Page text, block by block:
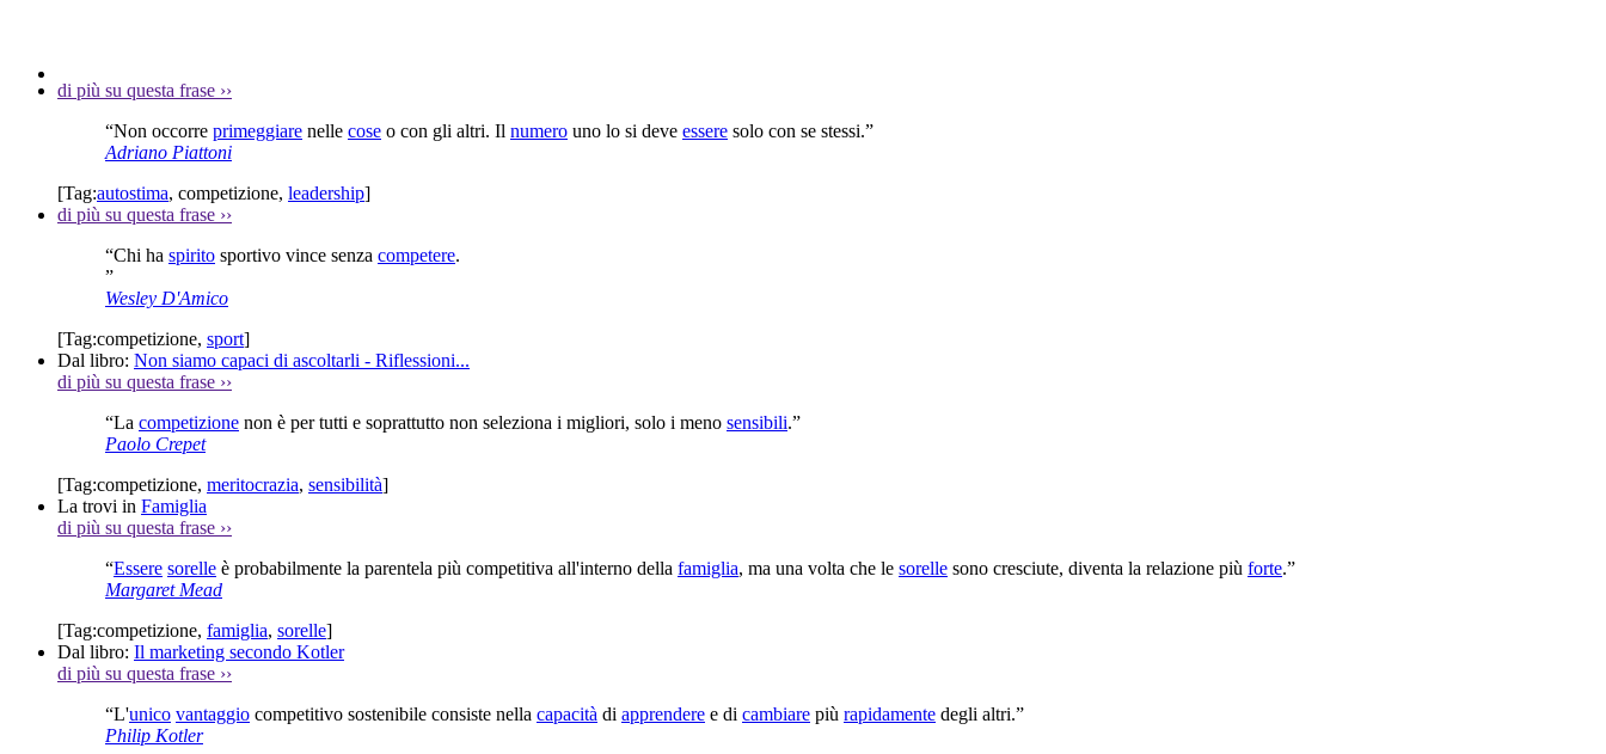
di più su questa frase ››
“Non occorre primeggiare nelle cose o con gli altri. Il numero uno lo si deve essere solo con se stessi.”
Adriano Piattoni
[Tag:autostima, competizione, leadership]
di più su questa frase ››
“Chi ha spirito sportivo vince senza competere.
”
Wesley D'Amico
[Tag:competizione, sport]
Dal libro: Non siamo capaci di ascoltarli - Riflessioni...
di più su questa frase ››
“La competizione non è per tutti e soprattutto non seleziona i migliori, solo i meno sensibili.”
Paolo Crepet
[Tag:competizione, meritocrazia, sensibilità]
La trovi in Famiglia
di più su questa frase ››
“Essere sorelle è probabilmente la parentela più competitiva all'interno della famiglia, ma una volta che le sorelle sono cresciute, diventa la relazione più forte.”
Margaret Mead
[Tag:competizione, famiglia, sorelle]
Dal libro: Il marketing secondo Kotler
di più su questa frase ››
“L'unico vantaggio competitivo sostenibile consiste nella capacità di apprendere e di cambiare più rapidamente degli altri.”
Philip Kotler